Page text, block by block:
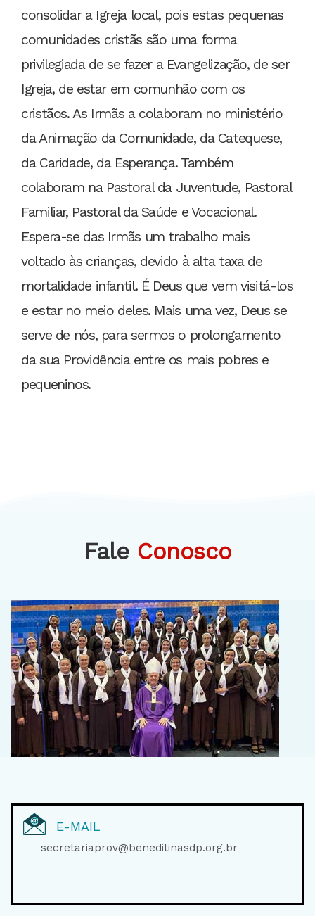
consolidar a Igreja local, pois estas pequenas
comunidades cristãs são uma forma
privilegiada de se fazer a Evangelização, de ser
Igreja, de estar em comunhão com os
cristãos. As Irmãs a colaboram no ministério
da Animação da Comunidade, da Catequese,
da Caridade, da Esperança. Também
colaboram na Pastoral da Juventude, Pastoral
Familiar, Pastoral da Saúde e Vocacional.
Espera-se das Irmãs um trabalho mais
voltado às crianças, devido à alta taxa de
mortalidade infantil. É Deus que vem visitá-los
e estar no meio deles. Mais uma vez, Deus se
serve de nós, para sermos o prolongamento
da sua Providência entre os mais pobres e
pequeninos.
Fale Conosco
E-MAIL
secretariaprov@beneditinasdp.org.br